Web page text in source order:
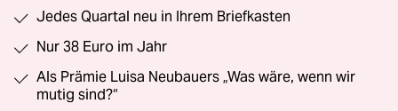
Jedes Quartal neu in Ihrem Briefkasten
Nur 38 Euro im Jahr
Als Prämie Luisa Neubauers „Was wäre, wenn wir
mutig sind?“